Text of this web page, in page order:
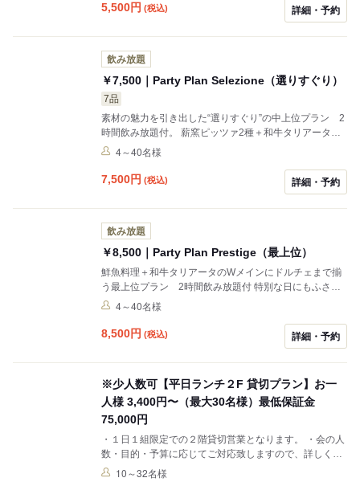
5,500円 (税込) 詳細・予約
飲み放題
￥7,500｜Party Plan Selezione（選りすぐり）
7品
素材の魅力を引き出した“選りすぐり”の中上位プラン 2
時間飲み放題付。 薪窯ピッツァ2種＋和牛タリアータの
贅沢構成
4～40名様
7,500円 (税込) 詳細・予約
飲み放題
￥8,500｜Party Plan Prestige（最上位）
鮮魚料理＋和牛タリアータのWメインにドルチェまで揃
う最上位プラン 2時間飲み放題付 特別な日にもふさわ
しいプレミアムコース
4～40名様
8,500円 (税込) 詳細・予約
※少人数可【平日ランチ２F 貸切プラン】お一
人様 3,400円〜（最大30名様）最低保証金
75,000円
・１日１組限定での２階貸切営業となります。 ・会の人
数・目的・予算に応じてご対応致しますので、詳しくは
お電話にてご相談下さいませ。
10～32名様